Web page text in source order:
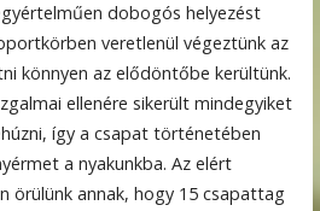
dobogós helyezést
veretlenül végeztünk az
könnyen az elődöntőbe kerültünk.
ellenére sikerült mindegyiket
így a csapat történetében
a nyakunkba. Az elért
örülünk annak, hogy 15 csapattag